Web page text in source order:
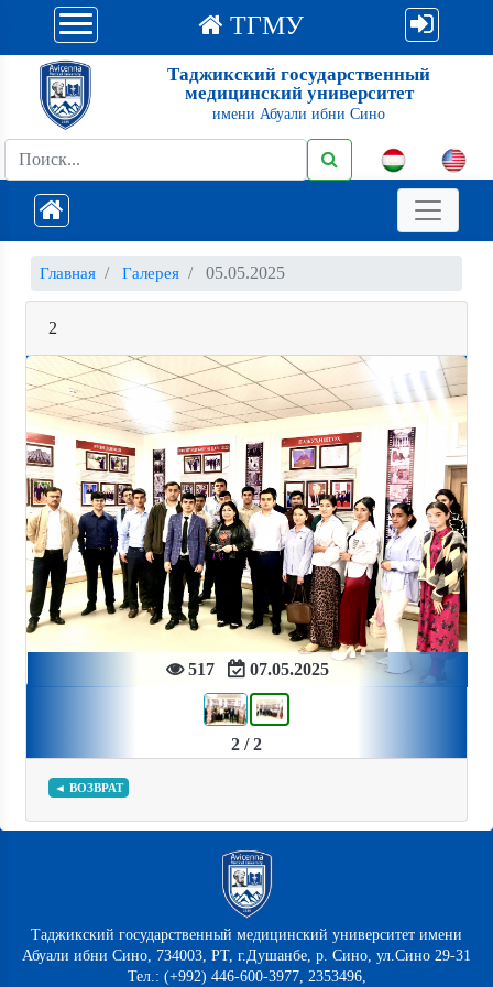
ТГМУ
Таджикский государственный
медицинский университет
имени Абуали ибни Сино
Главная Галерея 05.05.2025
2
517 07.05.2025
Previous Next
2 / 2
◄ ВОЗВРАТ
Таджикский государственный медицинский университет имени
Абуали ибни Сино, 734003, РТ, г.Душанбе, р. Сино, ул.Сино 29-31
Тел.: (+992) 446-600-3977, 2353496,